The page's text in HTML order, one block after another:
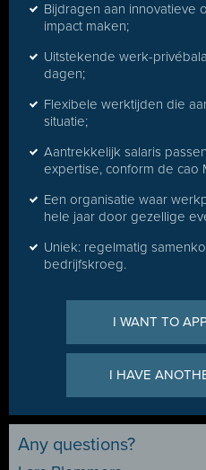
Bijdragen aan innovatieve
impact maken;
Uitstekende werk-
dagen;
Flexibele werktijden die
situatie;
Aantrekkelijk salaris
expertise, conform de cao
Een organisatie waar
hele jaar door gezellige
Uniek: regelmatig
bedrijfskroeg.
I WANT TO
I HAVE
Any questions?